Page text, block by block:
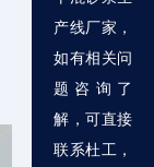
产线厂家，
如有相关问
题咨询了
解，可直接
联系杜工，